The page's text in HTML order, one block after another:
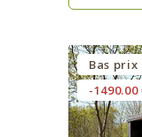
Bas prix
-1490.00